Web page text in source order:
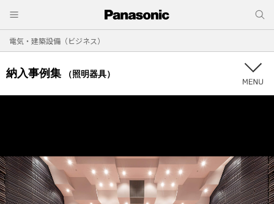
電気・建築設備（ビジネス）
納入事例集 （照明器具）